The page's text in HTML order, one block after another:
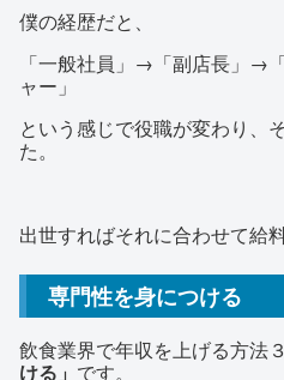
僕の経歴だと、
「一般社員」→「副店長」→
ャー」
という感じで役職が変わり、
た。
出世すればそれに合わせて給
専門性を身につける
飲食業界で年収を上げる方法３
ける」 です。